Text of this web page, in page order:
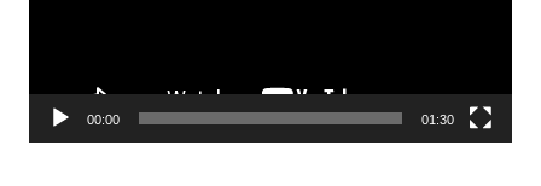
00:00 01:30